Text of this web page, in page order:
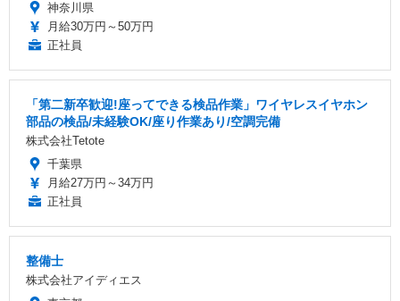
神奈川県
月給30万円～50万円
正社員
「第二新卒歓迎!座ってできる検品作業」ワイヤレスイヤホン
部品の検品/未経験OK/座り作業あり/空調完備
株式会社Tetote
千葉県
月給27万円～34万円
正社員
整備士
株式会社アイディエス